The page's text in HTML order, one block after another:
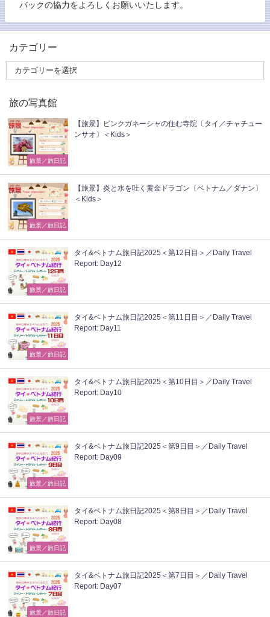
バックの協力をよろしくお願いいたします。
カテゴリー
旅の写真館
旅景／旅日記
【旅景】ピンクガネーシャの住む寺院〔タイ／チャチュー
ンサオ〕＜Kids＞
旅景／旅日記
【旅景】炎と水を吐く黄金ドラゴン〔ベトナム／ダナン〕
＜Kids＞
旅景／旅日記
タイ&ベトナム旅日記2025＜第12日目＞／Daily Travel
Report: Day12
旅景／旅日記
タイ&ベトナム旅日記2025＜第11日目＞／Daily Travel
Report: Day11
旅景／旅日記
タイ&ベトナム旅日記2025＜第10日目＞／Daily Travel
Report: Day10
旅景／旅日記
タイ&ベトナム旅日記2025＜第9日目＞／Daily Travel
Report: Day09
旅景／旅日記
タイ&ベトナム旅日記2025＜第8日目＞／Daily Travel
Report: Day08
旅景／旅日記
タイ&ベトナム旅日記2025＜第7日目＞／Daily Travel
Report: Day07